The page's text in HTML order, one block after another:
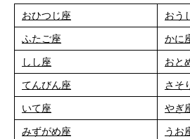
おひつじ座
おう
ふたご座
かに
しし座
おと
てんびん座
さそ
いて座
やぎ
みずがめ座
うお